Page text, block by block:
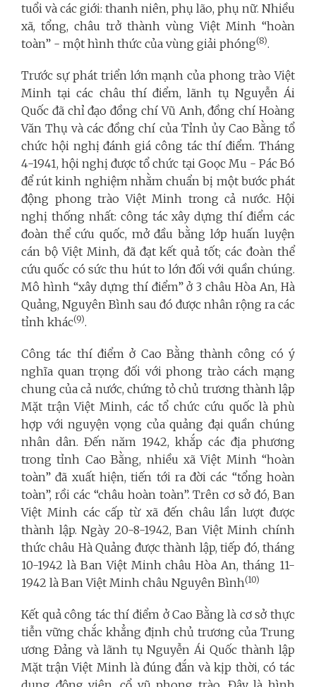
tuổi và các giới: thanh niên, phụ lão, phụ nữ. Nhiều
xã, tổng, châu trở thành vùng Việt Minh “hoàn
toàn” - một hình thức của vùng giải phóng(8).
Trước sự phát triển lớn mạnh của phong trào Việt
Minh tại các châu thí điểm, lãnh tụ Nguyễn Ái
Quốc đã chỉ đạo đồng chí Vũ Anh, đồng chí Hoàng
Văn Thụ và các đồng chí của Tỉnh ủy Cao Bằng tổ
chức hội nghị đánh giá công tác thí điểm. Tháng
4-1941, hội nghị được tổ chức tại Goọc Mu - Pác Bó
để rút kinh nghiệm nhằm chuẩn bị một bước phát
động phong trào Việt Minh trong cả nước. Hội
nghị thống nhất: công tác xây dựng thí điểm các
đoàn thể cứu quốc, mở đầu bằng lớp huấn luyện
cán bộ Việt Minh, đã đạt kết quả tốt; các đoàn thể
cứu quốc có sức thu hút to lớn đối với quần chúng.
Mô hình “xây dựng thí điểm” ở 3 châu Hòa An, Hà
Quảng, Nguyên Bình sau đó được nhân rộng ra các
tỉnh khác(9).
Công tác thí điểm ở Cao Bằng thành công có ý
nghĩa quan trọng đối với phong trào cách mạng
chung của cả nước, chứng tỏ chủ trương thành lập
Mặt trận Việt Minh, các tổ chức cứu quốc là phù
hợp với nguyện vọng của quảng đại quần chúng
nhân dân. Đến năm 1942, khắp các địa phương
trong tỉnh Cao Bằng, nhiều xã Việt Minh “hoàn
toàn” đã xuất hiện, tiến tới ra đời các “tổng hoàn
toàn”, rồi các “châu hoàn toàn”. Trên cơ sở đó, Ban
Việt Minh các cấp từ xã đến châu lần lượt được
thành lập. Ngày 20-8-1942, Ban Việt Minh chính
thức châu Hà Quảng được thành lập, tiếp đó, tháng
10-1942 là Ban Việt Minh châu Hòa An, tháng 11-
1942 là Ban Việt Minh châu Nguyên Bình(10)
Kết quả công tác thí điểm ở Cao Bằng là cơ sở thực
tiễn vững chắc khẳng định chủ trương của Trung
ương Đảng và lãnh tụ Nguyễn Ái Quốc thành lập
Mặt trận Việt Minh là đúng đắn và kịp thời, có tác